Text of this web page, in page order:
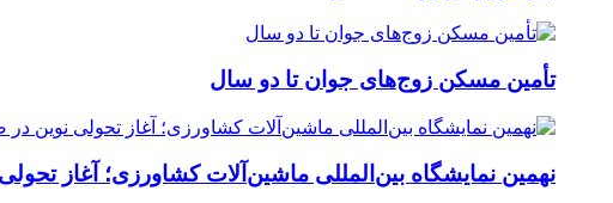
تأمین مسکن زوج‌های جوان تا دو سال
نهمین نمایشگاه بین‌المللی ماشین‌آلات کشاورزی؛ آغاز